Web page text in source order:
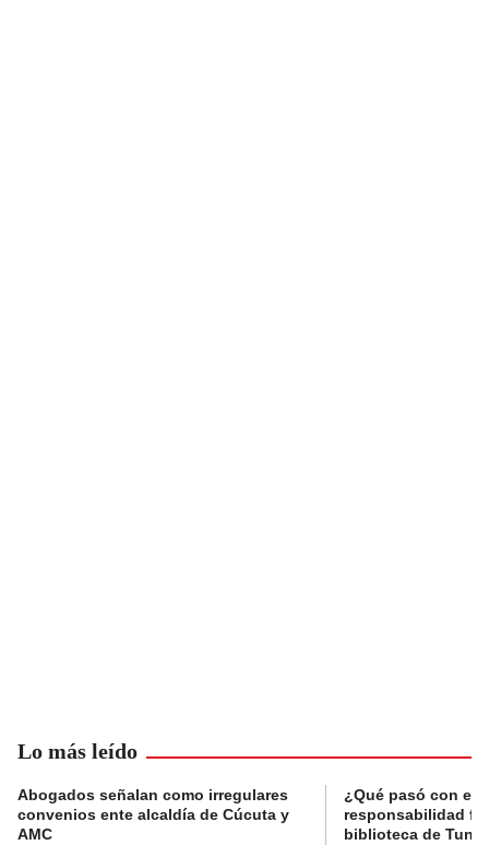
Lo más leído
Abogados señalan como irregulares
convenios ente alcaldía de Cúcuta y
AMC
¿Qué pasó con el
responsabilidad
biblioteca de